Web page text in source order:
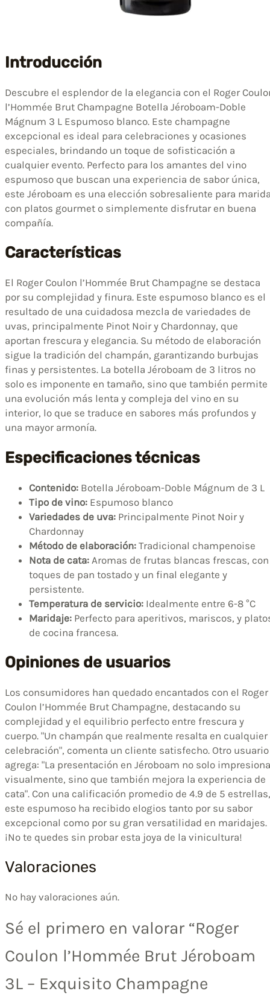
Introducción
Descubre el esplendor de la elegancia con el Roger
l’Hommée Brut Champagne Botella Jéroboam-Doble
Mágnum 3 L Espumoso blanco. Este champagne
excepcional es ideal para celebraciones y ocasiones
especiales, brindando un toque de sofisticación a
cualquier evento. Perfecto para los amantes del vino
espumoso que buscan una experiencia de sabor única,
este Jéroboam es una elección sobresaliente para
con platos gourmet o simplemente disfrutar en buena
compañía.
Características
El Roger Coulon l’Hommée Brut Champagne se destaca
por su complejidad y finura. Este espumoso blanco es el
resultado de una cuidadosa mezcla de variedades de
uvas, principalmente Pinot Noir y Chardonnay, que
aportan frescura y elegancia. Su método de elaboración
sigue la tradición del champán, garantizando burbujas
finas y persistentes. La botella Jéroboam de 3 litros no
solo es imponente en tamaño, sino que también permite
una evolución más lenta y compleja del vino en su
interior, lo que se traduce en sabores más profundos y
una mayor armonía.
Especificaciones técnicas
Contenido: Botella Jéroboam-Doble Mágnum de 3 L
Tipo de vino: Espumoso blanco
Variedades de uva: Principalmente Pinot Noir y
Chardonnay
Método de elaboración: Tradicional champenoise
Nota de cata: Aromas de frutas blancas frescas, con
toques de pan tostado y un final elegante y
persistente.
Temperatura de servicio: Idealmente entre 6-8 °C
Maridaje: Perfecto para aperitivos, mariscos, y
de cocina francesa.
Opiniones de usuarios
Los consumidores han quedado encantados con el Roger
Coulon l’Hommée Brut Champagne, destacando su
complejidad y el equilibrio perfecto entre frescura y
cuerpo. "Un champán que realmente resalta en cualquier
celebración", comenta un cliente satisfecho. Otro usuario
agrega: "La presentación en Jéroboam no solo impresiona
visualmente, sino que también mejora la experiencia de
cata". Con una calificación promedio de 4.9 de 5 estrellas,
este espumoso ha recibido elogios tanto por su sabor
excepcional como por su gran versatilidad en maridajes.
¡No te quedes sin probar esta joya de la vinicultura!
Valoraciones
No hay valoraciones aún.
Sé el primero en valorar “Roger
Coulon l’Hommée Brut Jéroboam
3L – Exquisito Champagne